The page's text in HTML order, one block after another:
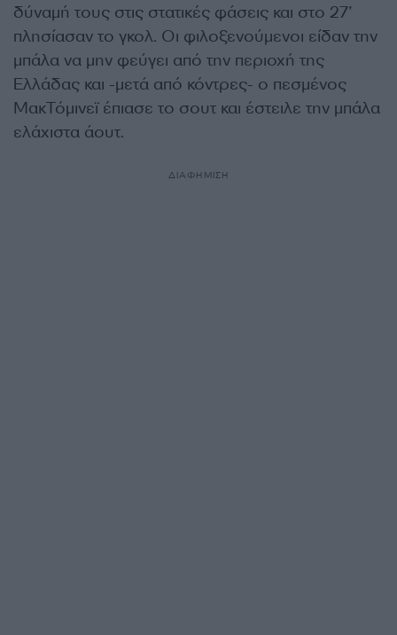
δύναμή τους στις στατικές φάσεις και στο 27’
πλησίασαν το γκολ. Οι φιλοξενούμενοι είδαν την
μπάλα να μην φεύγει από την περιοχή της
Ελλάδας και -μετά από κόντρες- ο πεσμένος
ΜακΤόμινεϊ έπιασε το σουτ και έστειλε την μπάλα
ελάχιστα άουτ.
ΔΙΑΦΗΜΙΣΗ